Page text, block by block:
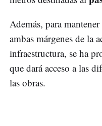
Además, para
ambas márgenes de la
infraestructura, se ha
que dará acceso a las
las obras.